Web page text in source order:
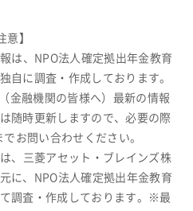
意】
は、NPO法人確定拠出年金教育
自に調査・作成しております。
金融機関の皆様へ）最新の情報
随時更新しますので、必要の際
でお問い合わせください。
、三菱アセット・ブレインズ株
に、NPO法人確定拠出年金教育
調査・作成しております。※最